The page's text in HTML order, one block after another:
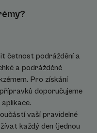
četnost podráždění a
a podrážděné
Pro získání
doporučujeme
vaší pravidelné
každý den (jednou